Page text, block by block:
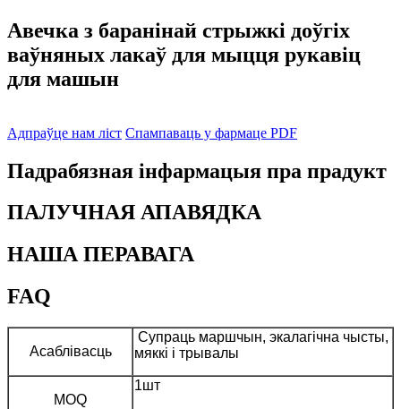
Авечка з баранінай стрыжкі доўгіх
ваўняных лакаў для мыцця рукавіц
для машын
Адпраўце нам ліст Спампаваць у фармаце PDF
Падрабязная інфармацыя пра прадукт
ПАЛУЧНАЯ АПАВЯДКА
НАША ПЕРАВАГА
FAQ
Асаблівасць
Супраць маршчын, экалагічна чысты,
мяккі і трывалы
MOQ
1шт